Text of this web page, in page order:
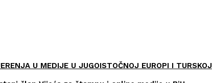
U MEDIJE U JUGOISTOČNOJ EUROPI I TURSKOJ